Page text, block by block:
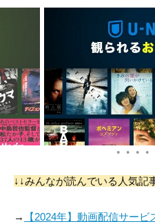
Megan Ferguson ペギー・
役：Betty
ー
役：Mailman Henry
役：
● ● ● ●
↓↓みんなが読んでいる人気記
→
【2024年】動画配信サー